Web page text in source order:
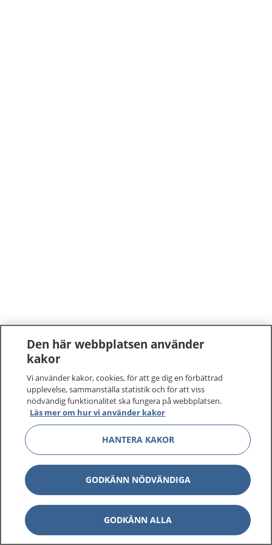
Den här webbplatsen använder
kakor
Vi använder kakor, cookies, för att ge dig en förbättrad
upplevelse, sammanställa statistik och för att viss
nödvändig funktionalitet ska fungera på webbplatsen.
Läs mer om hur vi använder kakor
HANTERA KAKOR
GODKÄNN NÖDVÄNDIGA
GODKÄNN ALLA